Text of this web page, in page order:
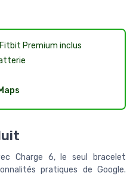
Premium inclus
Charge 6, le seul bracelet
pratiques de Google.